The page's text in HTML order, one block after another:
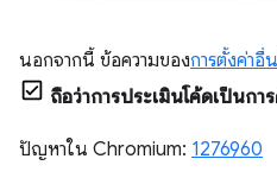
นอกจากนี้ ข้อความของการตั้งค่าอื่น
ถือว่าการประเมินโค้ดเป็นกา
ปัญหาใน Chromium: 1276960